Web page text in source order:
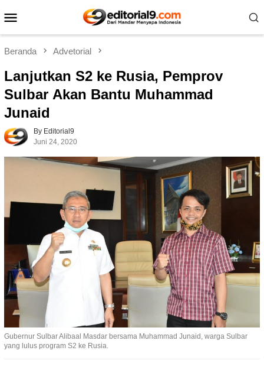
ke
Mobile
Beranda Advetorial
Lanjutkan S2 ke Rusia, Pemprov
Sulbar Akan Bantu Muhammad
Junaid
By Editorial9
Juni 24, 2020
Gubernur Sulbar Alibaal Masdar bersama Muhammad Junaid, warga Sulbar
yang lulus program S2 ke Rusia.